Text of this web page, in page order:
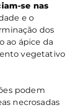
se nas
e o
dos
ao ápice da
vegetativo
podem
necrosadas